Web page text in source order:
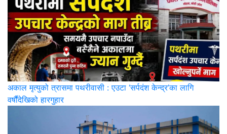
अकाल मृत्युको त्रासमा पथरीवासी : एउटा ‘सर्पदंश केन्द्र’का लागि
वर्षौंदेखिको हारगुहार